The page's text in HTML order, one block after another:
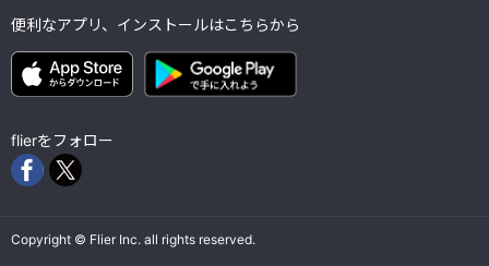
便利なアプリ、インストールはこちらから
flierをフォロー
Copyright © Flier Inc. all rights reserved.